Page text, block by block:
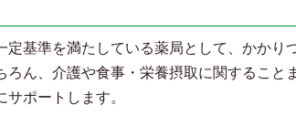
定基準を満たしている薬局として、かかり
ん、介護や食事・栄養摂取に関すること
ポートします。